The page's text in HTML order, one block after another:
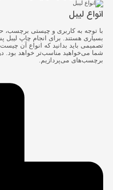
انواع لیبل
با توجه به کاربری و چیستی برچسب،
بسیاری هستند. برای انجام چاپ لیبل
تصمیمی باید بدانید که انواع آن
شما می‌خواهید مناسب‌تر خواهد بود.
برچسب‌های می‌پردازیم.